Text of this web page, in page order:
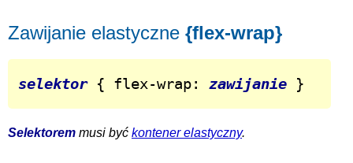
Zawijanie elastyczne {flex-wrap}
selektor { flex-wrap: zawijanie }
Selektorem musi być kontener elastyczny.